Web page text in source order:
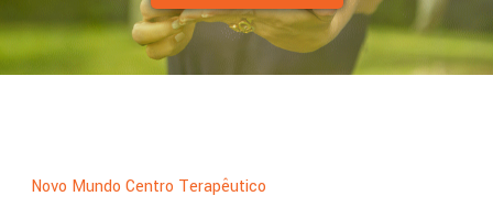
Novo Mundo Centro Terapêutico